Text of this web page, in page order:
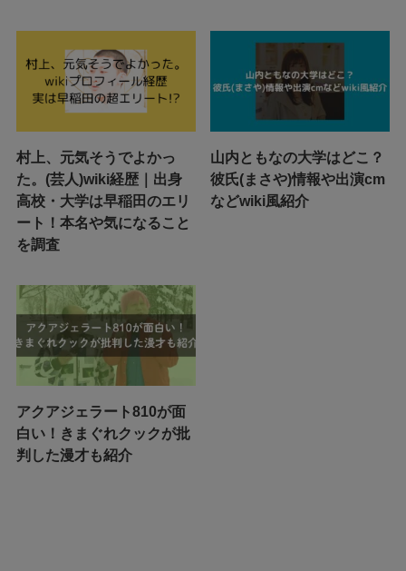
村上、元気そうでよかっ
た。(芸人)wiki経歴｜出身
高校・大学は早稲田のエリ
ート！本名や気になること
を調査
山内ともなの大学はどこ？
彼氏(まさや)情報や出演cm
などwiki風紹介
アクアジェラート810が面
白い！きまぐれクックが批
判した漫才も紹介